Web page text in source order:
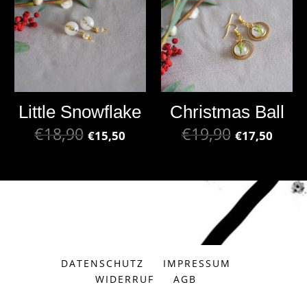
Little Snowflake
€18,90 €15,50
Christmas Ball
€19,90 €17,50
DATENSCHUTZ
IMPRESSUM
WIDERRUF
AGB